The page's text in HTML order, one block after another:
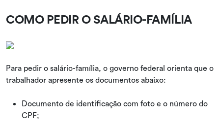
COMO PEDIR O SALÁRIO-FAMÍLIA
Para pedir o salário-família, o governo federal orienta que o
trabalhador apresente os documentos abaixo:
Documento de identificação com foto e o número do
CPF;